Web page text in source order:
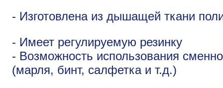
- Изготовлена из дышащей ткани
- Имеет регулируемую резинку
- Возможность использования
(марля, бинт, салфетка и т.д.)